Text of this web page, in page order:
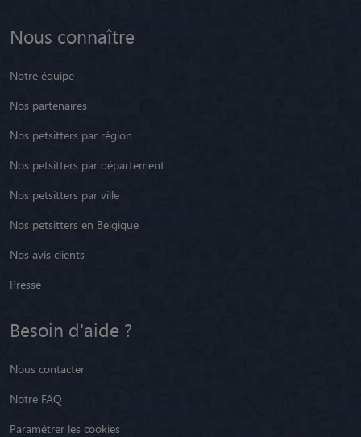
Nous connaître
Notre équipe
Nos partenaires
Nos petsitters par région
Nos petsitters par département
Nos petsitters par ville
Nos petsitters en Belgique
Nos avis clients
Presse
Besoin d'aide ?
Nous contacter
Notre FAQ
Paramétrer les cookies